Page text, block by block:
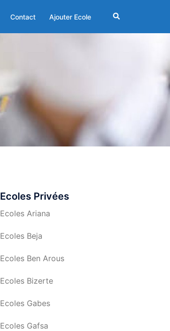
Contact Ajouter Ecole Rechercher
Ecoles Privées
Ecoles Ariana
Ecoles Beja
Ecoles Ben Arous
Ecoles Bizerte
Ecoles Gabes
Ecoles Gafsa